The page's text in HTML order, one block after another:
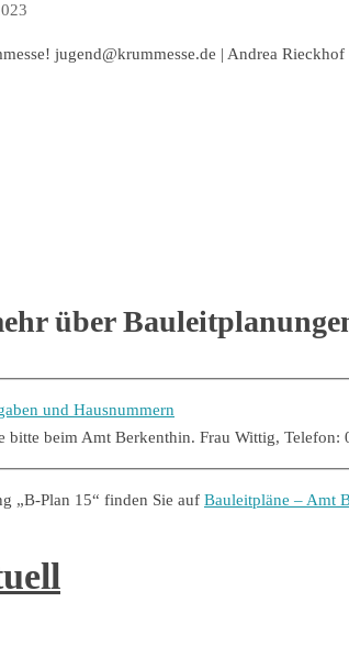
jugend@krummesse.de | Andrea
über
und Hausnummern
bitte beim Amt Berkenthin. Frau Wittig, Telefon:
„B-Plan 15“ finden Sie auf Bauleitpläne – Amt